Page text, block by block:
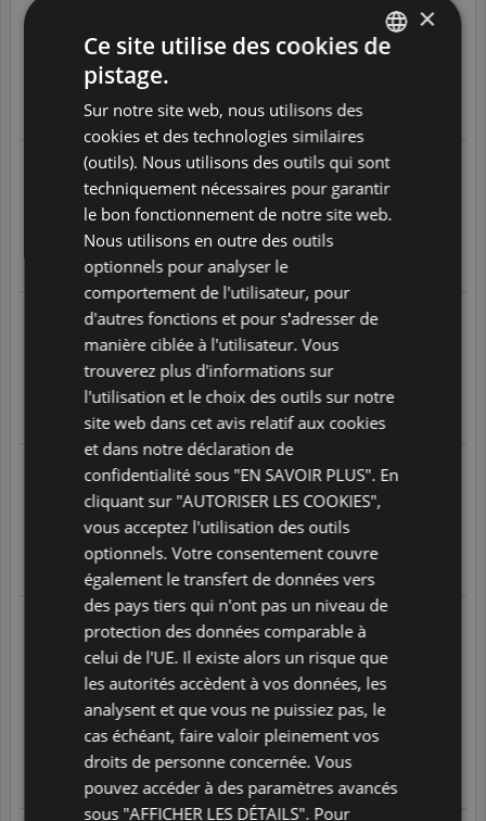
Très contente, facilité pour prendre un billet , à un prix très
correcte
Translate
Odette S
Bon choix des itinéraires..Réactif pour un changement..
4/5
Translate
Cyril B
05/08/2026 à 05:38
Bonne réactivité dans les echanges
5/
Translate
Arnaud P
04/08/2026 à 16:45
Bien
5/5
Philippe G.
03/08/2026 à 14:59
J'étais pris par le temps et ai réservé avec vous. Je pense que
j'aurais pu payer moins cher en prenant le temps de chercher
par moi-même et trouver probablement un meilleur horaire
pour mon retour. j'ai demandé comment modifier, mais le coût
est prohibitif, à mon avis.
1/5
Translate
DUTCH
GERMAN
ITALIAN
PORTUGUESE
JAPANESE
CZ
SLOVAK
×
Ce site utilise des cookies de
pistage.
Sur notre site web, nous utilisons des
cookies et des technologies similaires
(outils). Nous utilisons des outils qui sont
techniquement nécessaires pour garantir
le bon fonctionnement de notre site web.
Nous utilisons en outre des outils
optionnels pour analyser le
comportement de l'utilisateur, pour
d'autres fonctions et pour s'adresser de
manière ciblée à l'utilisateur. Vous
trouverez plus d'informations sur
l'utilisation et le choix des outils sur notre
site web dans cet avis relatif aux cookies
et dans notre déclaration de
confidentialité sous "EN SAVOIR PLUS". En
cliquant sur "AUTORISER LES COOKIES",
vous acceptez l'utilisation des outils
optionnels. Votre consentement couvre
également le transfert de données vers
des pays tiers qui n'ont pas un niveau de
protection des données comparable à
celui de l'UE. Il existe alors un risque que
les autorités accèdent à vos données, les
analysent et que vous ne puissiez pas, le
cas échéant, faire valoir pleinement vos
droits de personne concernée. Vous
pouvez accéder à des paramètres avancés
sous "AFFICHER LES DÉTAILS". Pour